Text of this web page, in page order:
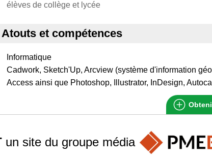
élèves de collège et lycée
Atouts et compétences
Informatique
Cadwork, Sketch'Up, Arcview (système d'information
Access ainsi que Photoshop, Illustrator, InDesign,
un site du groupe média